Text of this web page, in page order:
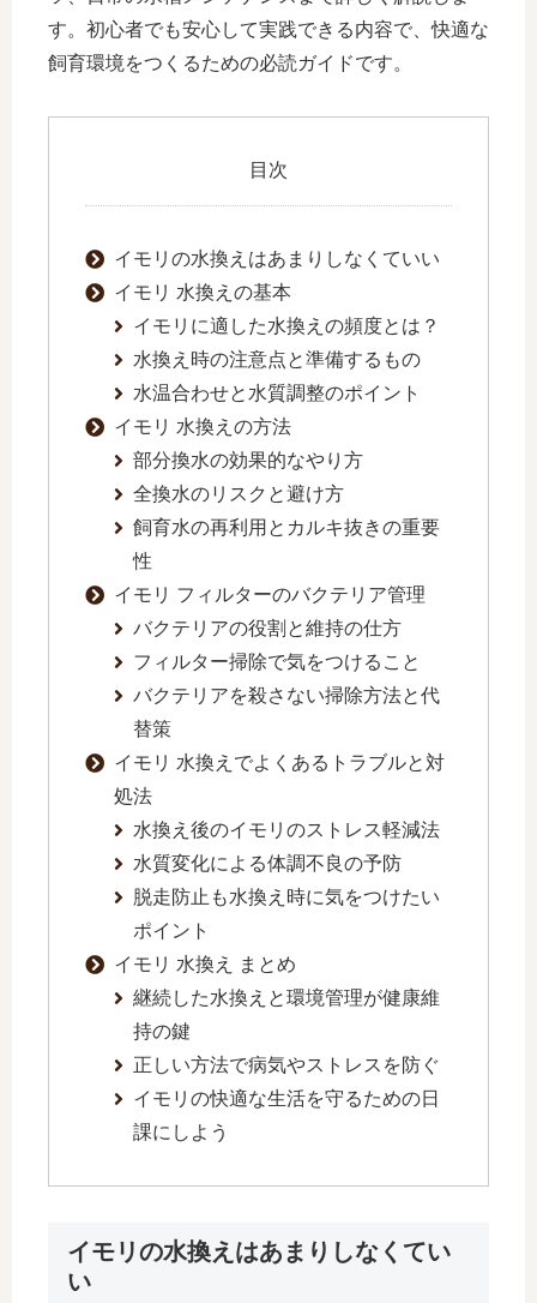
す。初心者でも安心して実践できる内容で、快適な
飼育環境をつくるための必読ガイドです。
目次
イモリの水換えはあまりしなくていい
イモリ 水換えの基本
イモリに適した水換えの頻度とは？
水換え時の注意点と準備するもの
水温合わせと水質調整のポイント
イモリ 水換えの方法
部分換水の効果的なやり方
全換水のリスクと避け方
飼育水の再利用とカルキ抜きの重要
性
イモリ フィルターのバクテリア管理
バクテリアの役割と維持の仕方
フィルター掃除で気をつけること
バクテリアを殺さない掃除方法と代
替策
イモリ 水換えでよくあるトラブルと対
処法
水換え後のイモリのストレス軽減法
水質変化による体調不良の予防
脱走防止も水換え時に気をつけたい
ポイント
イモリ 水換え まとめ
継続した水換えと環境管理が健康維
持の鍵
正しい方法で病気やストレスを防ぐ
イモリの快適な生活を守るための日
課にしよう
イモリの水換えはあまりしなくてい
い